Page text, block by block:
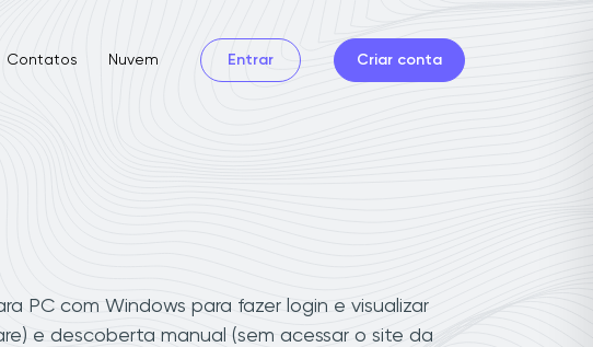
Contatos Nuvem Entrar Criar conta
PC com Windows para fazer login e visualizar
e descoberta manual (sem acessar o site da